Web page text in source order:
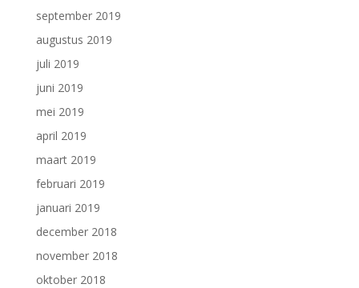
september 2019
augustus 2019
juli 2019
juni 2019
mei 2019
april 2019
maart 2019
februari 2019
januari 2019
december 2018
november 2018
oktober 2018